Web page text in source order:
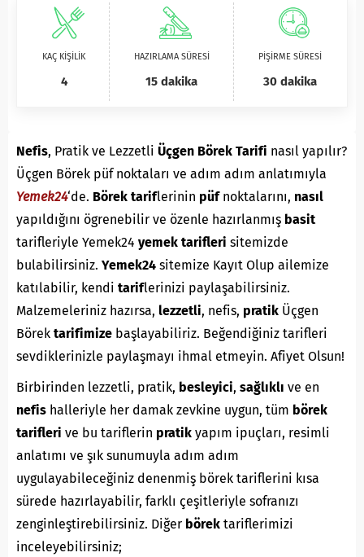
KAÇ KİŞİLİK
4
HAZIRLAMA SÜRESİ
15 dakika
PİŞİRME SÜRESİ
30 dakika
Nefis, Pratik ve Lezzetli Üçgen Börek Tarifi nasıl yapılır?
Üçgen Börek püf noktaları ve adım adım anlatımıyla
Yemek24‘de. Börek tariflerinin püfnoktalarını, nasıl
yapıldığını ögrenebilir ve özenle hazırlanmış basit
tarifleriyle Yemek24 yemek tarifleri sitemizde
bulabilirsiniz. Yemek24 sitemize Kayıt Olup ailemize
katılabilir, kendi tariflerinizi paylaşabilirsiniz.
Malzemeleriniz hazırsa, lezzetli, nefis, pratik Üçgen
Börek tarifimize başlayabiliriz. Beğendiğiniz tarifleri
sevdiklerinizle paylaşmayı ihmal etmeyin. Afiyet Olsun!
Birbirinden lezzetli, pratik, besleyici, sağlıklı ve en
nefis halleriyle her damak zevkine uygun, tüm börek
tarifleri ve bu tariflerin pratik yapım ipuçları, resimli
anlatımı ve şık sunumuyla adım adım
uygulayabileceğiniz denenmiş börek tariflerini kısa
sürede hazırlayabilir, farklı çeşitleriyle sofranızı
zenginleştirebilirsiniz. Diğer börek tariflerimizi
inceleyebilirsiniz;